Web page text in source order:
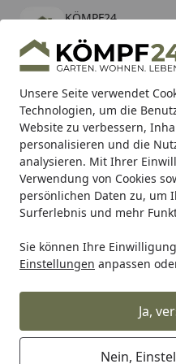
Unsere Seite verwendet
Technologien, um die
Website zu verbessern,
personalisieren und die
analysieren. Mit Ihrer
Verwendung von Cookies
persönlichen Daten zu, um
Surferlebnis und mehr
Sie können Ihre
Einstellungen anpassen
Ja,
Nein,
KÖMPF24
kostenlos - Im App Store
Alle Produkte
Mein Konto
Suchen
Karibu Pools inkl.
Starterset
Startseite
Renovieren & Bauen
Furnierboden
Ihre